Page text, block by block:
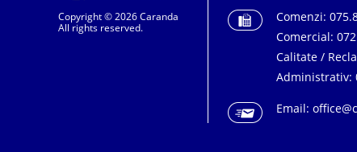
Redresoare
Copyright © 2026 Caranda
All rights reserved.
Comenzi:
Comercial:
Calitate /
Administrativ:
Email: